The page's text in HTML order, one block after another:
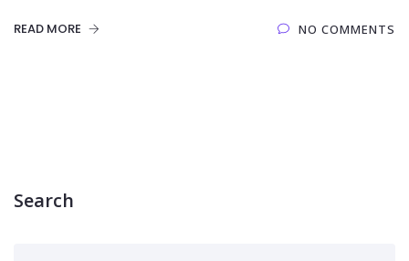
READ MORE NO COMMENTS
Search